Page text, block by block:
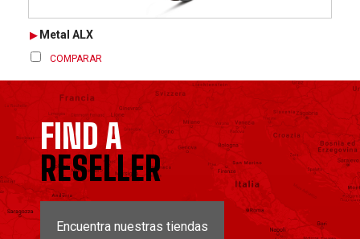
Metal ALX
COMPARAR
FIND A
RESELLER
Encuentra nuestras tiendas